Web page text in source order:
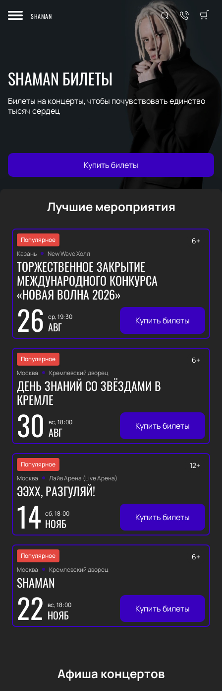
SHAMAN
SHAMAN БИЛЕТЫ
Билеты на концерты, чтобы почувствовать единство
тысяч сердец
Купить билеты
Лучшие мероприятия
Популярное
Казань
New Wave Холл
ТОРЖЕСТВЕННОЕ ЗАКРЫТИЕ
МЕЖДУНАРОДНОГО КОНКУРСА
«НОВАЯ ВОЛНА 2026»
26 ср, 19:30
АВГ
6+
Купить билеты
Популярное
Москва
Кремлевский дворец
ДЕНЬ ЗНАНИЙ СО ЗВЁЗДАМИ В
КРЕМЛЕ
30 вс, 18:00
АВГ
6+
Купить билеты
Популярное
Москва
Лайв Арена (Live Арена)
ЭЭХХ, РАЗГУЛЯЙ!
14 сб, 18:00
НОЯБ
12+
Купить билеты
Популярное
Москва
Кремлевский дворец
SHAMAN
22 вс, 18:00
НОЯБ
6+
Купить билеты
Афиша концертов